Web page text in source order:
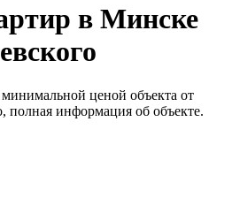
в Минске
ценой объекта от
полная информация об объекте.